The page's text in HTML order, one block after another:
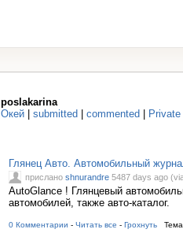
poslakarina
Окей
submitted commented
Глянец Авто. Автомобильный
прислано shnurandre 5487 days ago
AutoGlance ! Глянцевый
автомобилей, также авто-каталог.
0 Комментарии - Читать все - Грохнуть